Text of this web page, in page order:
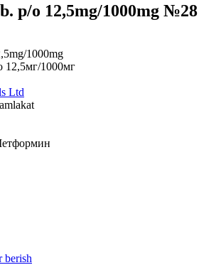
p/o 12,5mg/1000mg №28
1000mg
12,5мг/1000мг
Ltd
berish